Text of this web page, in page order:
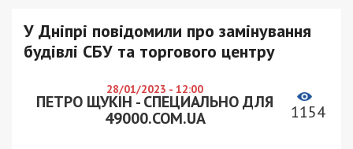
У Дніпрі повідомили про замінування
будівлі СБУ та торгового центру
28/01/2023 - 12:00
ПЕТРО ЩУКІН - СПЕЦИАЛЬНО ДЛЯ
49000.COM.UA
1154